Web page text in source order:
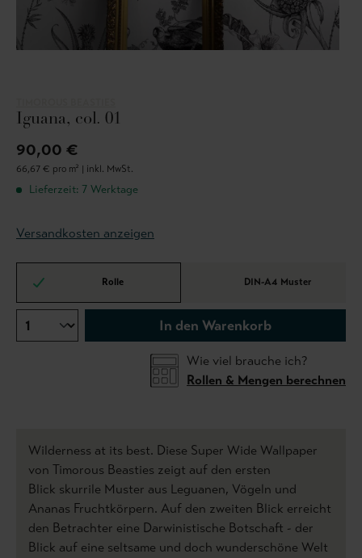
Iguana, col. 01
90,00 €
66,67 € pro m² | inkl. MwSt.
Lieferzeit: 7 Werktage
Versandkosten anzeigen
Rolle DIN-A4 Muster
In den Warenkorb
Wie viel brauche ich?
Rollen & Mengen berechnen
Wilderness at its best. Diese Super Wide Wallpaper
von Timorous Beasties zeigt auf den ersten
Blick skurrile Muster aus Leguanen, Vögeln und
Ananas Fruchtkörpern. Auf den zweiten Blick erreicht
den Betrachter eine Darwinistische Botschaft - der
Blick auf eine seltsame und doch wunderschöne Welt